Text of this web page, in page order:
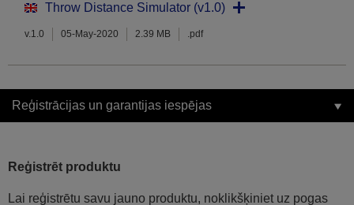
Throw Distance Simulator (v1.0)
v.1.0 05-May-2020 2.39 MB .pdf
Reģistrācijas un garantijas iespējas
Reģistrēt produktu
Lai reģistrētu savu jauno produktu, noklikšķiniet uz pogas